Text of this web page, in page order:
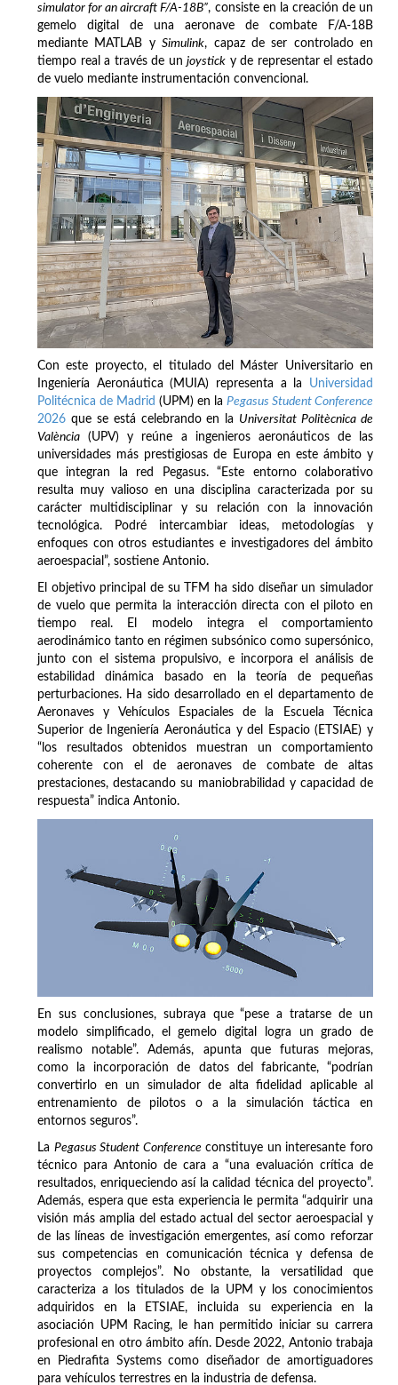
simulator for an aircraft F/A-18B”, consiste en la creación de un
gemelo digital de una aeronave de combate F/A-18B
mediante MATLAB ySimulink, capaz de ser controlado en
tiempo real a través de unjoystick y de representar el estado
de vuelo mediante instrumentación convencional.
Con este proyecto, el titulado del Máster Universitario en
Ingeniería Aeronáutica (MUIA) representa a la Universidad
Politécnica de Madrid (UPM) en la Pegasus Student Conference
2026 que se está celebrando en la Universitat Politècnica de
València (UPV) y reúne a ingenieros aeronáuticos de las
universidades más prestigiosas de Europa en este ámbito y
que integran la red Pegasus. “Este entorno colaborativo
resulta muy valioso en una disciplina caracterizada por su
carácter multidisciplinar y su relación con la innovación
tecnológica. Podré intercambiar ideas, metodologías y
enfoques con otros estudiantes e investigadores del ámbito
aeroespacial”, sostiene Antonio.
El objetivo principal de su TFM ha sido diseñar un simulador
de vuelo que permita la interacción directa con el piloto en
tiempo real. El modelo integra el comportamiento
aerodinámico tanto en régimen subsónico como supersónico,
junto con el sistema propulsivo, e incorpora el análisis de
estabilidad dinámica basado en la teoría de pequeñas
perturbaciones. Ha sido desarrollado en el departamento de
Aeronaves y Vehículos Espaciales de la Escuela Técnica
Superior de Ingeniería Aeronáutica y del Espacio (ETSIAE) y
“los resultados obtenidos muestran un comportamiento
coherente con el de aeronaves de combate de altas
prestaciones, destacando su maniobrabilidad y capacidad de
respuesta” indica Antonio.
En sus conclusiones, subraya que “pese a tratarse de un
modelo simplificado, el gemelo digital logra un grado de
realismo notable”. Además, apunta que futuras mejoras,
como la incorporación de datos del fabricante, “podrían
convertirlo en un simulador de alta fidelidad aplicable al
entrenamiento de pilotos o a la simulación táctica en
entornos seguros”.
La Pegasus Student Conferenceconstituye un interesante foro
técnico para Antonio de cara a “una evaluación crítica de
resultados, enriqueciendo así la calidad técnica del proyecto”.
Además, espera que esta experiencia le permita “adquirir una
visión más amplia del estado actual del sector aeroespacial y
de las líneas de investigación emergentes, así como reforzar
sus competencias en comunicación técnica y defensa de
proyectos complejos”. No obstante, la versatilidad que
caracteriza a los titulados de la UPM y los conocimientos
adquiridos en la ETSIAE, incluida su experiencia en la
asociación UPM Racing, le han permitido iniciar su carrera
profesional en otro ámbito afín. Desde 2022, Antonio trabaja
en Piedrafita Systems como diseñador de amortiguadores
para vehículos terrestres en la industria de defensa.